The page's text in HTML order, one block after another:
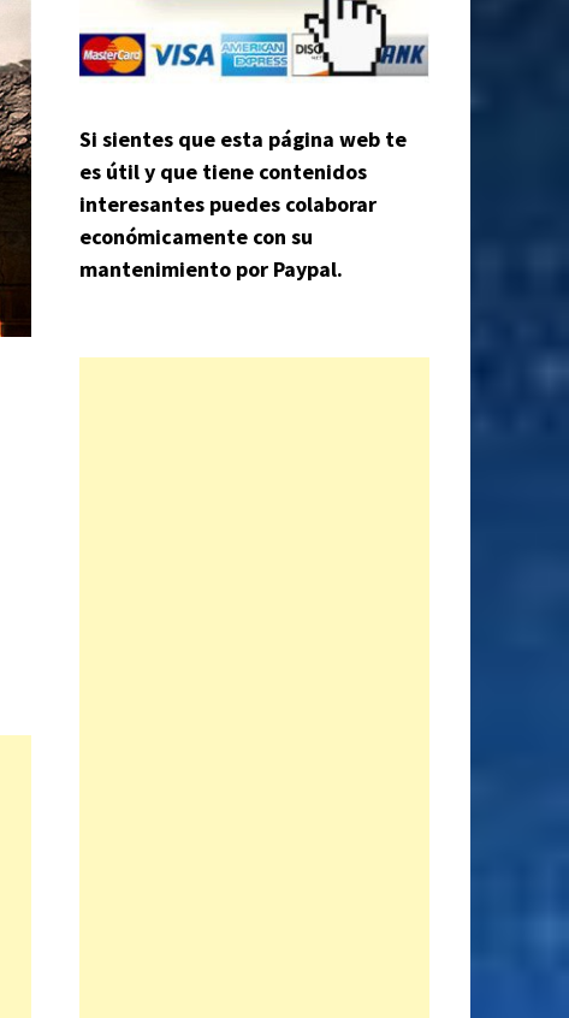
Si sientes que esta página web te
es útil y que tiene contenidos
interesantes puedes colaborar
económicamente con su
mantenimiento por Paypal.